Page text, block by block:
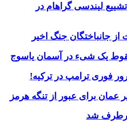
لیندسی گراهام در
از جانباختگان جنگ اخیر
یک شیء در آسمان یاسوج
فوری ترامپ در ترکیه!
عمان برای عبور از تنگه هرمز
برطرف شد